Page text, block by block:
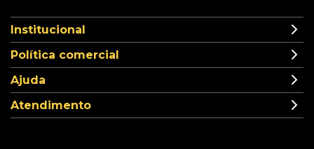
Institucional
Política comercial
Ajuda
Atendimento